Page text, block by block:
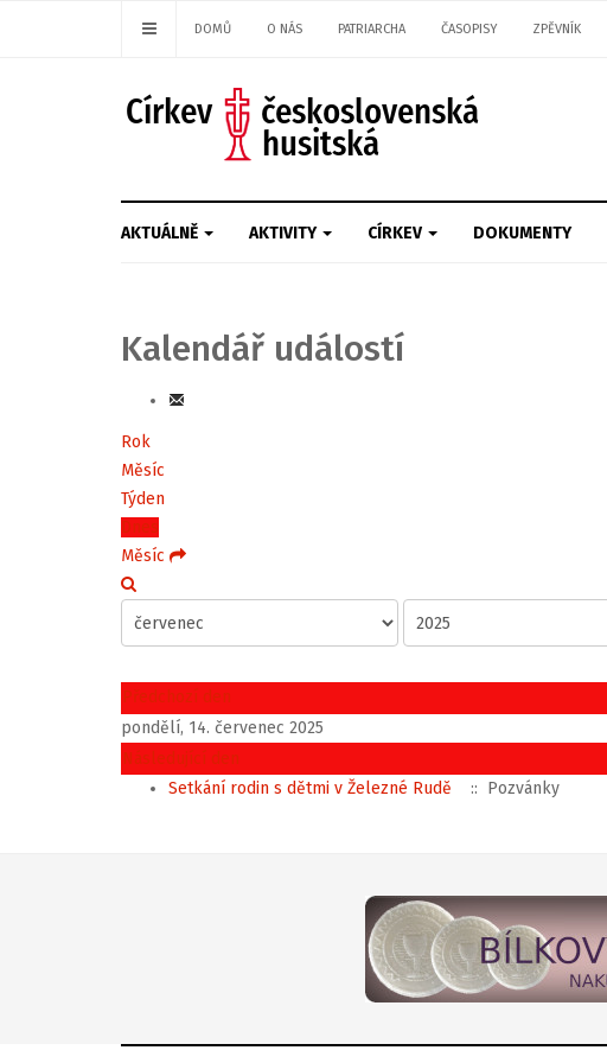
DOMŮ O NÁS PATRIARCHA ČASOPISY ZPĚVNÍK
AKTUÁLNĚ AKTIVITY CÍRKEV DOKUMENTY
Kalendář událostí
Rok
Měsíc
Týden
Dnes
Měsíc
Předchozí den
pondělí, 14. červenec 2025
Následující den
Setkání rodin s dětmi v Železné Rudě
:: Pozvánky